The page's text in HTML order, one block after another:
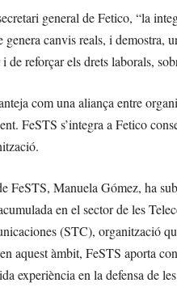
general de Fetico, “la
genera canvis reals, i demostra,
de reforçar els drets laborals,
com una aliança entre
FeSTS s’integra a Fetico
FeSTS, Manuela Gómez, ha
en el sector de les
(STC), organització
aquest àmbit, FeSTS aporta
experiència en la defensa de